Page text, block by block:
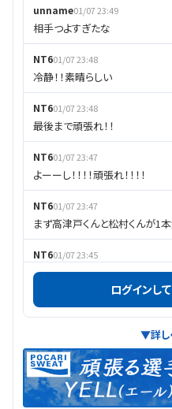
unname01/07 23:49
相手つよすぎたな
NT601/07 23:48
冷静！！素晴らしい
NT601/07 23:48
最後まで頑張れ！！
NT601/07 23:47
よーーし！！！！頑張れ！！！！
NT601/07 23:47
まず高津戸くんと松村くんが1
NT601/07 23:45
いいよ！！ここから！
NT6
思い切りいけ！！！頑張れ！！！
unname01/07 23:41
相手の雰囲気にとりこまれす
NT601/07 23:41
ログインし
▼詳し